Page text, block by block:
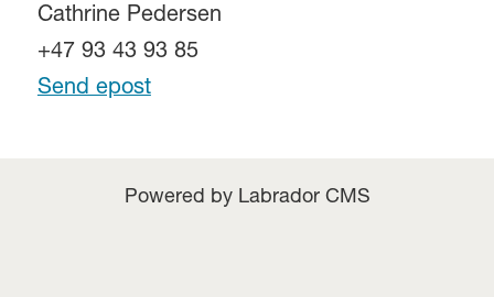
Cathrine Pedersen
+47 93 43 93 85
Send epost
Powered by Labrador CMS